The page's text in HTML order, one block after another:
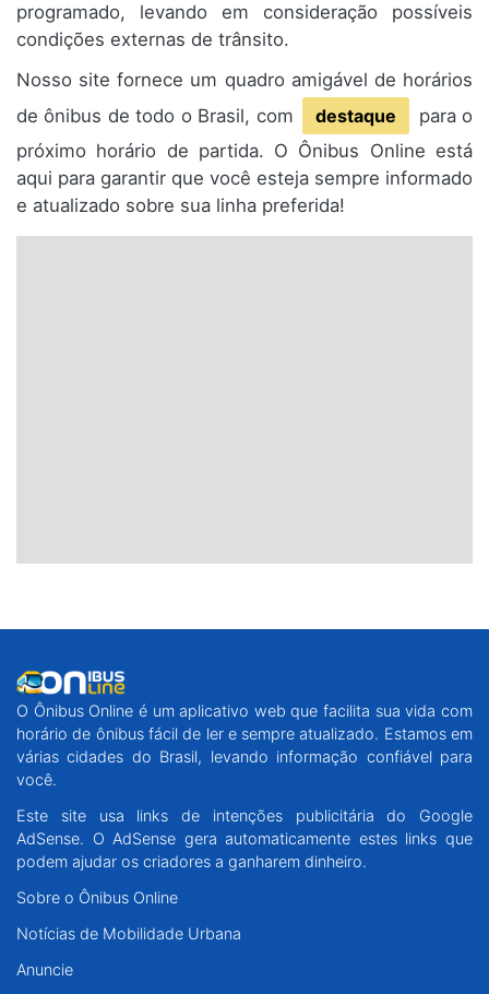
programado, levando em consideração possíveis
condições externas de trânsito.
Nosso site fornece um quadro amigável de horários
de ônibus de todo o Brasil, com
destaque
para o
próximo horário de partida. O Ônibus Online está
aqui para garantir que você esteja sempre informado
e atualizado sobre sua linha preferida!
O Ônibus Online é um aplicativo web que facilita sua vida com
horário de ônibus fácil de ler e sempre atualizado. Estamos em
várias cidades do Brasil, levando informação confiável para
você.
Este site usa links de intenções publicitária do Google
AdSense. O AdSense gera automaticamente estes links que
podem ajudar os criadores a ganharem dinheiro.
Sobre o Ônibus Online
Notícias de Mobilidade Urbana
Anuncie